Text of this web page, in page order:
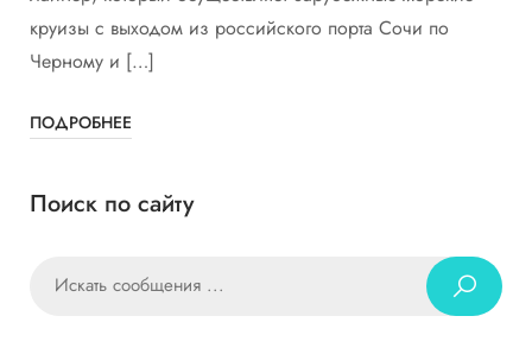
круизы с выходом из российского порта Сочи по
Черному и […]
ПОДРОБНЕЕ
Поиск по сайту